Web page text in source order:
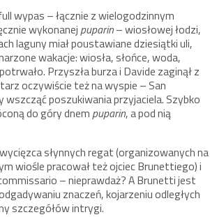
wypas – łącznie z wielogodzinnym
wykonanejpuparin– wiosłowej łodzi,
laguny miał poustawiane dziesiątki uli,
wakacje: wiosła, słońce, woda,
Przyszła burza i Davide zaginął z
oczywiście też na wyspie – San
wszcząć poszukiwania przyjaciela. Szybko
do góry dnempuparin, a pod nią
słynnych regat (organizowanych na
wiośle pracował też ojciec Brunettiego) i
– nieprawdaż? A Brunetti jest
znaczeń, kojarzeniu odległych
szczegółów intrygi.